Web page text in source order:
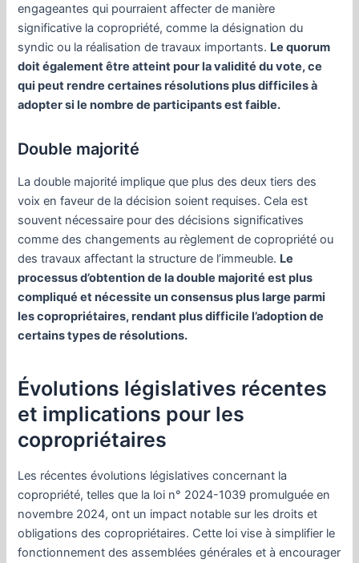
engageantes qui pourraient affecter de manière
significative la copropriété, comme la désignation du
syndic ou la réalisation de travaux importants. Le quorum
doit également être atteint pour la validité du vote, ce
qui peut rendre certaines résolutions plus difficiles à
adopter si le nombre de participants est faible.
Double majorité
La double majorité implique que plus des deux tiers des
voix en faveur de la décision soient requises. Cela est
souvent nécessaire pour des décisions significatives
comme des changements au règlement de copropriété ou
des travaux affectant la structure de l’immeuble. Le
processus d’obtention de la double majorité est plus
compliqué et nécessite un consensus plus large parmi
les copropriétaires, rendant plus difficile l’adoption de
certains types de résolutions.
Évolutions législatives récentes
et implications pour les
copropriétaires
Les récentes évolutions législatives concernant la
copropriété, telles que la loi n° 2024-1039 promulguée en
novembre 2024, ont un impact notable sur les droits et
obligations des copropriétaires. Cette loi vise à simplifier le
fonctionnement des assemblées générales et à encourager